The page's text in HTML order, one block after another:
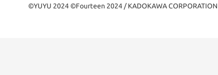
©YUYU 2024 ©Fourteen 2024 / KADOKAWA CORPORATION